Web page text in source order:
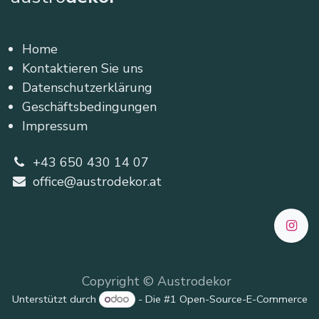
Home
Kontaktieren Sie uns
Datenschutzerklärung
Geschäftsbedingungen
Impressum
+43 650 430 14 07
office@austrodekor.at
Copyright © Austrodekor
Unterstützt durch - Die #1 Open-Source-E-Commerce